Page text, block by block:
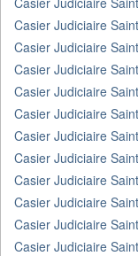
Casier Judiciaire
Casier Judiciaire
Casier Judiciaire
Casier Judiciaire
Casier Judiciaire
Casier Judiciaire
Casier Judiciaire
Casier Judiciaire
Casier Judiciaire
Casier Judiciaire
Casier Judiciaire